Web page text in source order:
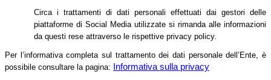
Circa i trattamenti di dati personali effettuati dai gestori delle
piattaforme di Social Media utilizzate si rimanda alle informazioni
da questi rese attraverso le rispettive privacy policy.
Per l’informativa completa sul trattamento dei dati personale dell’Ente, è
possibile consultare la pagina:
Informativa sulla privacy